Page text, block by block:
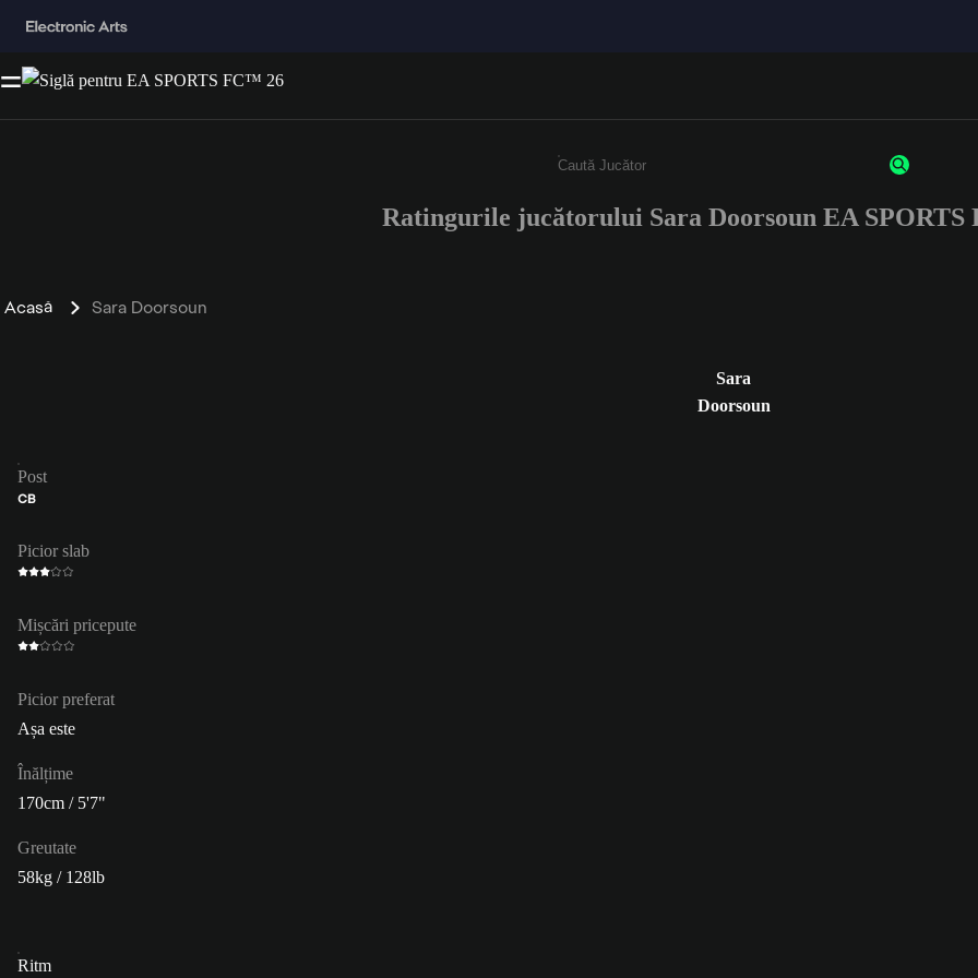
Enter a minimum of 3 characters or numbers
Ratingurile jucătorului Sara Doorsoun EA
Acasă Sara Doorsoun
Sara
Doorsoun
Post
CB
Picior slab
Mișcări pricepute
Picior preferat
Așa este
Înălțime
170cm / 5'7"
Greutate
58kg / 128lb
Ritm